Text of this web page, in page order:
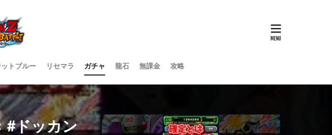
トブルー リセマラ ガチャ 龍石 無課金 攻略
#ドッカン